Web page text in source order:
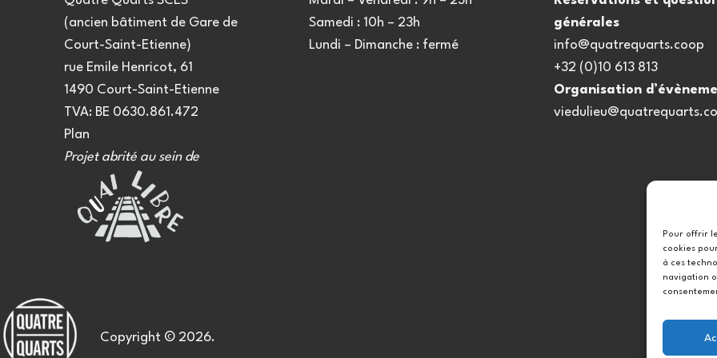
Pour offrir
cookies
à ces
navigation
(ancien bâtiment de Gare de
Court-Saint-Etienne)
rue Emile Henricot, 61
1490 Court-Saint-Etienne
TVA: BE 0630.861.472
Plan
Projet abrité au sein de
Samedi : 10h – 23h
Lundi – Dimanche : fermé
générales
info@quatrequarts.coop
+32 (0)10 613 813
Organisation
Copyright © 2026.